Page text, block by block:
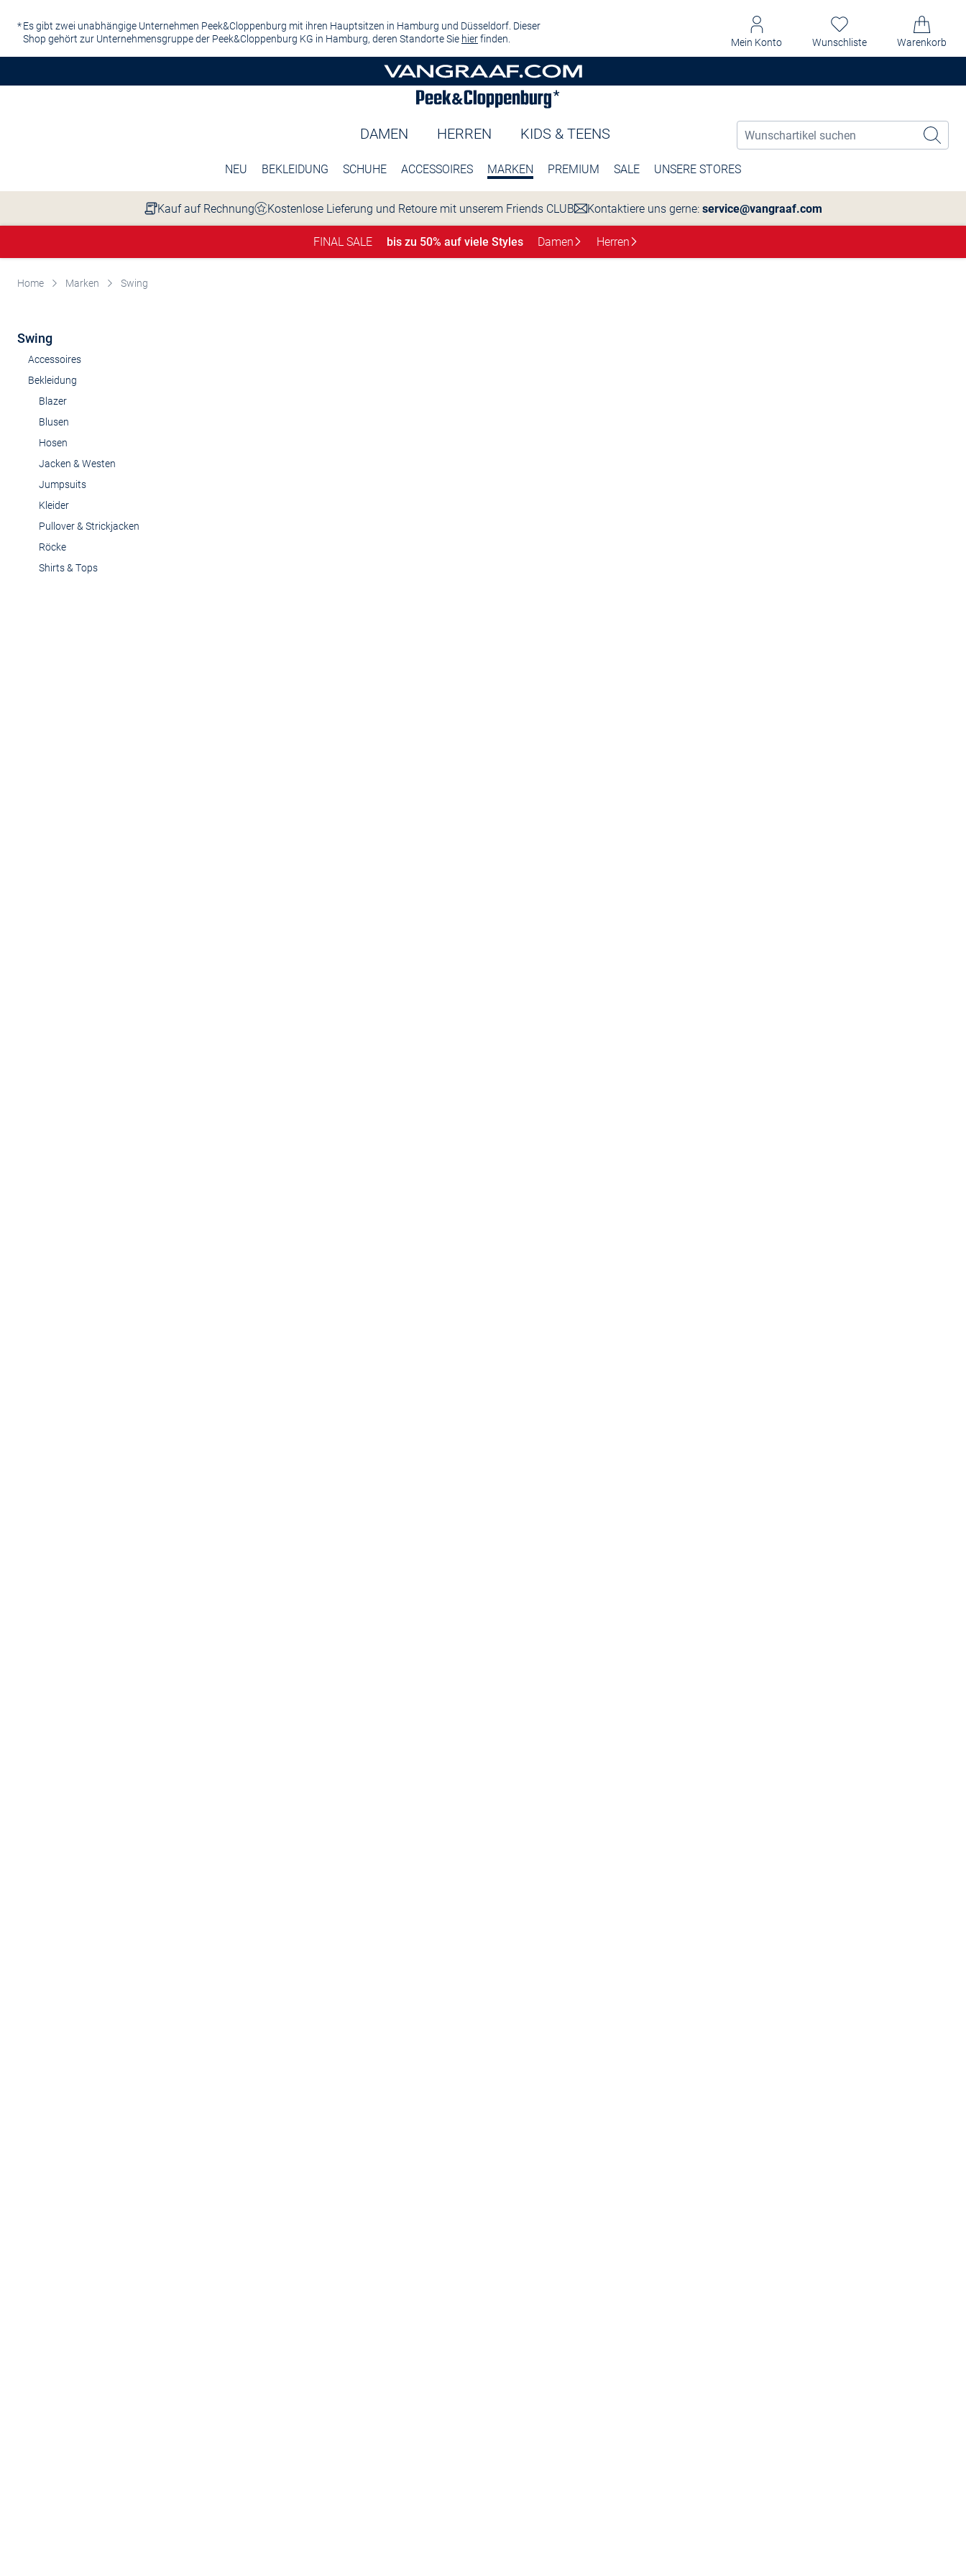
Es gibt zwei unabhängige Unternehmen Peek&Cloppenburg mit ihren Hauptsitzen in Hamburg und Düsseldorf. Dieser
Shop gehört zur Unternehmensgruppe der Peek&Cloppenburg KG in Hamburg, deren Standorte Sie hierfinden. Mein Konto Wunschliste Warenkorb
DAMEN HERREN KIDS & TEENS
NEU BEKLEIDUNG SCHUHE ACCESSOIRES MARKEN PREMIUM SALE UNSERE STORES
Kauf auf Rechnung Kostenlose Lieferung und Retoure mit unserem Friends CLUB Kontaktiere uns gerne: service@vangraaf.com
FINAL SALE bis zu 50% auf viele Styles Damen Herren
Home Marken Swing
Swing
Accessoires
Bekleidung
Blazer
Blusen
Hosen
Jacken & Westen
Jumpsuits
Kleider
Pullover & Strickjacken
Röcke
Shirts & Tops